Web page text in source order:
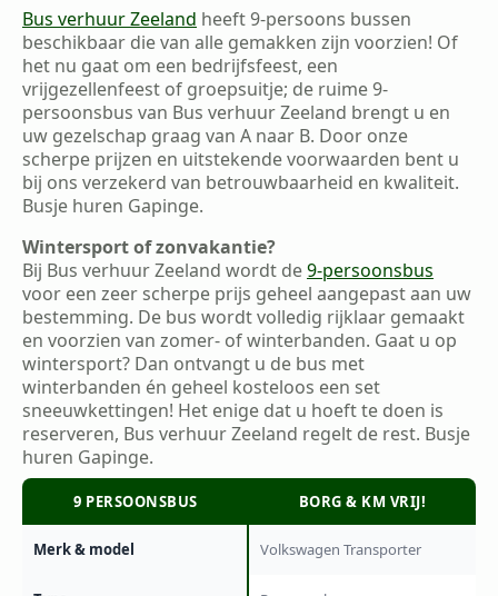
Bus verhuur Zeeland heeft 9-persoons bussen
beschikbaar die van alle gemakken zijn voorzien! Of
het nu gaat om een bedrijfsfeest, een
vrijgezellenfeest of groepsuitje; de ruime 9-
persoonsbus van Bus verhuur Zeeland brengt u en
uw gezelschap graag van A naar B. Door onze
scherpe prijzen en uitstekende voorwaarden bent u
bij ons verzekerd van betrouwbaarheid en kwaliteit.
Busje huren Gapinge.
Wintersport of zonvakantie?
Bij Bus verhuur Zeeland wordt de9-persoonsbus
voor een zeer scherpe prijs geheel aangepast aan uw
bestemming. De bus wordt volledig rijklaar gemaakt
en voorzien van zomer- of winterbanden. Gaat u op
wintersport? Dan ontvangt u de bus met
winterbanden én geheel kosteloos een set
sneeuwkettingen! Het enige dat u hoeft te doen is
reserveren, Bus verhuur Zeeland regelt de rest. Busje
huren Gapinge.
9 PERSOONSBUS BORG & KM VRIJ!
Merk & model Volkswagen Transporter